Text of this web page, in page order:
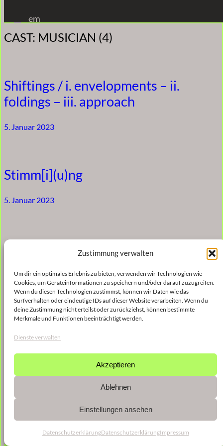
Zustimmung verwalten
Um dir ein optimales Erlebnis zu bieten, verwenden wir Technologien wie
Cookies, um Geräteinformationen zu speichern und/oder darauf zuzugreifen.
Wenn du diesen Technologien zustimmst, können wir Daten wie das
Surfverhalten oder eindeutige IDs auf dieser Website verarbeiten. Wenn du
deine Zustimmung nicht erteilst oder zurückziehst, können bestimmte
Merkmale und Funktionen beeinträchtigt werden.
Dienste verwalten
Akzeptieren
Ablehnen
Einstellungen ansehen
DatenschutzerklärungDatenschutzerklärungImpressum
Inhalt
springen
em
CAST: MUSICIAN (4)
Shiftings / i. envelopments – ii.
foldings – iii. approach
5. Januar 2023
Stimm[i](u)ng
5. Januar 2023